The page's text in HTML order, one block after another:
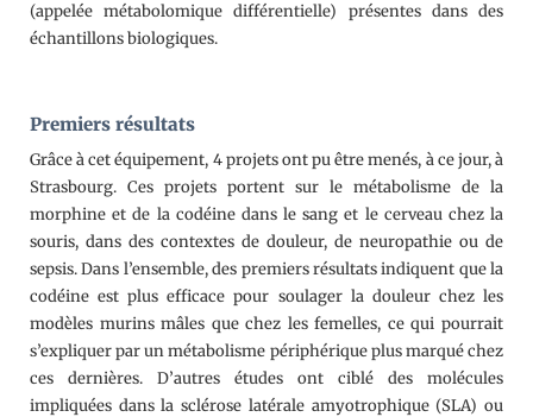
(appelée métabolomique différentielle) présentes dans des
échantillons biologiques.
Premiers résultats
Grâce à cet équipement, 4 projets ont pu être menés, à ce jour, à
Strasbourg. Ces projets portent sur le métabolisme de la
morphine et de la codéine dans le sang et le cerveau chez la
souris, dans des contextes de douleur, de neuropathie ou de
sepsis. Dans l’ensemble, des premiers résultats indiquent que la
codéine est plus efficace pour soulager la douleur chez les
modèles murins mâles que chez les femelles, ce qui pourrait
s’expliquer par un métabolisme périphérique plus marqué chez
ces dernières. D’autres études ont ciblé des molécules
impliquées dans la sclérose latérale amyotrophique (SLA) ou